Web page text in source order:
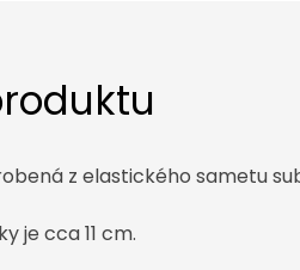
z elastického sametu
je cca 11 cm.